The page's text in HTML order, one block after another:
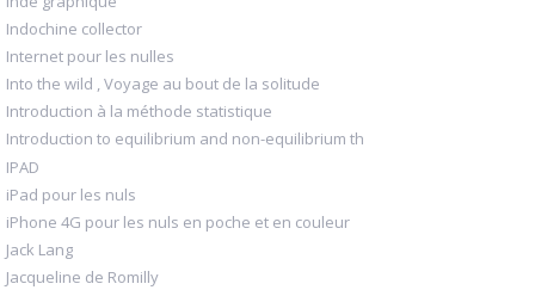
Indochine collector
Internet pour les nulles
Into the wild , Voyage au bout de la solitude
Introduction à la méthode statistique
Introduction to equilibrium and non-equilibrium th
IPAD
iPad pour les nuls
iPhone 4G pour les nuls en poche et en couleur
Jack Lang
Jacqueline de Romilly